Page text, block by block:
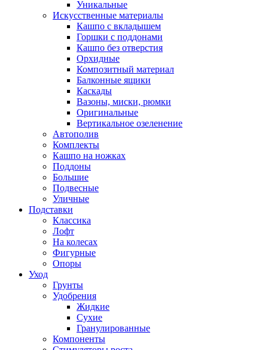
Уникальные
Искусственные материалы
Кашпо с вкладышем
Горшки с поддонами
Кашпо без отверстия
Орхидные
Композитный материал
Балконные ящики
Каскады
Вазоны, миски, рюмки
Оригинальные
Вертикальное озеленение
Автополив
Комплекты
Кашпо на ножках
Поддоны
Большие
Подвесные
Уличные
Подставки
Классика
Лофт
На колесах
Фигурные
Опоры
Уход
Грунты
Удобрения
Жидкие
Сухие
Гранулированные
Компоненты